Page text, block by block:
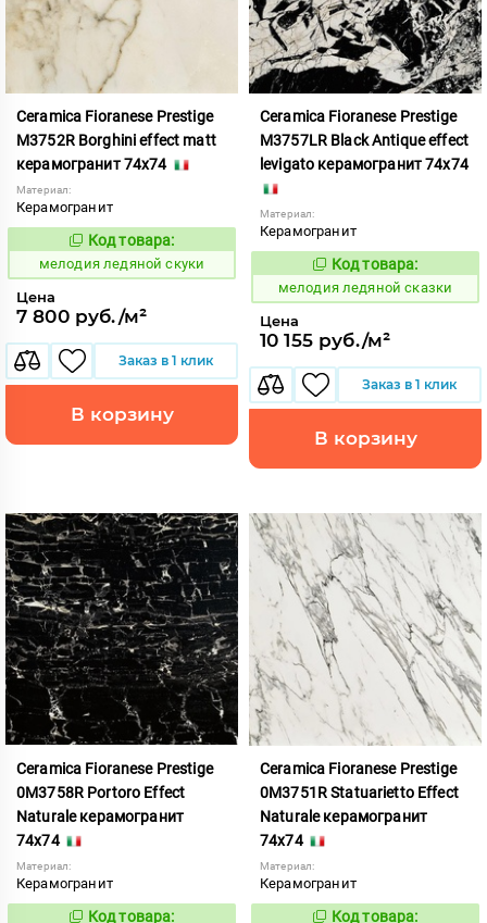
Ceramica Fioranese Prestige
M3752R Borghini effect matt
керамогранит 74x74
Материал:
Керамогранит
958844
Код товара:
мелодия ледяной скуки
Цена
7 800 руб./м²
Заказ в 1 клик
В корзину
Ceramica Fioranese Prestige
M3757LR Black Antique effect
levigato керамогранит 74x74
Материал:
Керамогранит
958840
Код товара:
мелодия ледяной сказки
Цена
10 155 руб./м²
Заказ в 1 клик
В корзину
Ceramica Fioranese Prestige
0M3758R Portoro Effect
Naturale керамогранит
74x74
Материал:
Керамогранит
Код товара:
Ceramica Fioranese Prestige
0M3751R Statuarietto Effect
Naturale керамогранит
74x74
Материал:
Керамогранит
Код товара: